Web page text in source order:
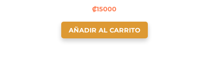
₡15000
AÑADIR AL CARRITO